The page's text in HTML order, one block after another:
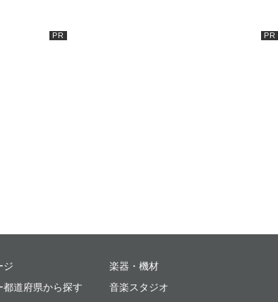
ス
ジ
都道府県から探す
楽器・機材
音楽スタジオ